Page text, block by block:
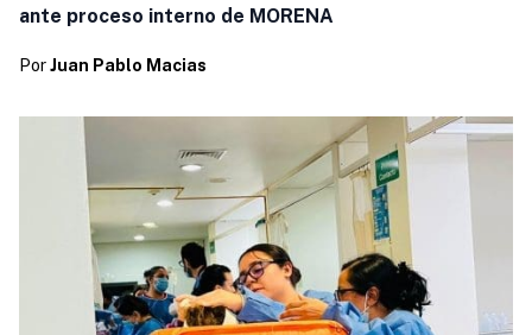
ante proceso interno de MORENA
Por Juan Pablo Macias